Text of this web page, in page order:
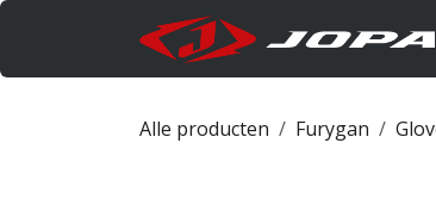
Overslaan naar inhoud
Alle producten Furygan